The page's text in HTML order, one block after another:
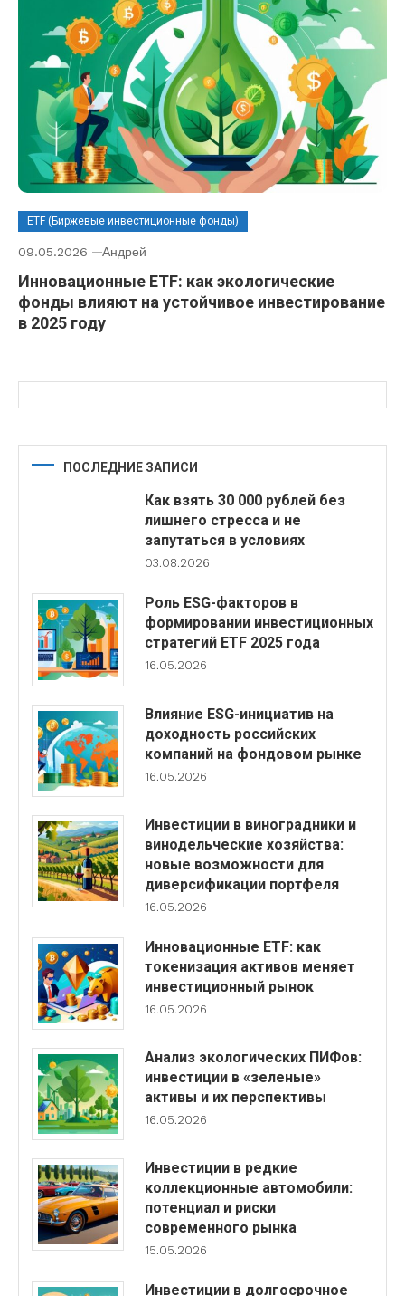
ETF (Биржевые инвестиционные фонды)
09.05.2026 Андрей
Инновационные ETF: как экологические
фонды влияют на устойчивое инвестирование
в 2025 году
ПОСЛЕДНИЕ ЗАПИСИ
Как взять 30 000 рублей без
лишнего стресса и не
запутаться в условиях
03.08.2026
Роль ESG-факторов в
формировании инвестиционных
стратегий ETF 2025 года
16.05.2026
Влияние ESG-инициатив на
доходность российских
компаний на фондовом рынке
16.05.2026
Инвестиции в виноградники и
винодельческие хозяйства:
новые возможности для
диверсификации портфеля
16.05.2026
Инновационные ETF: как
токенизация активов меняет
инвестиционный рынок
16.05.2026
Анализ экологических ПИФов:
инвестиции в «зеленые»
активы и их перспективы
16.05.2026
Инвестиции в редкие
коллекционные автомобили:
потенциал и риски
современного рынка
15.05.2026
Инвестиции в долгосрочное